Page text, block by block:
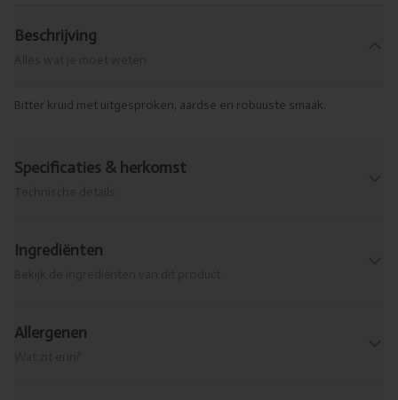
Beschrijving
Bitter kruid met uitgesproken, aardse en robuuste smaak.
Specificaties & herkomst
Ingrediënten
Allergenen